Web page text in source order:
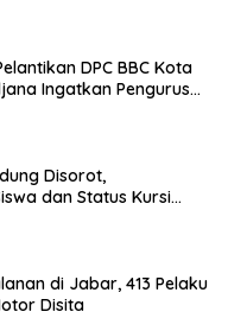
DPC BBC Kota
Ingatkan Pengurus
Disorot,
dan Status Kursi
di Jabar, 413 Pelaku
Disita